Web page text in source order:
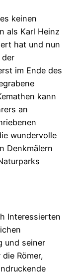
keinen
als Karl Heinz
hat und nun
der
im Ende des
kann
an
wundervolle
Denkmälern
Interessierten
und seiner
Römer,